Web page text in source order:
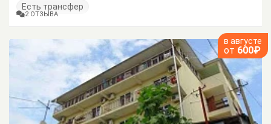
Есть трансфер
2 ОТЗЫВА
в августе
от 600₽